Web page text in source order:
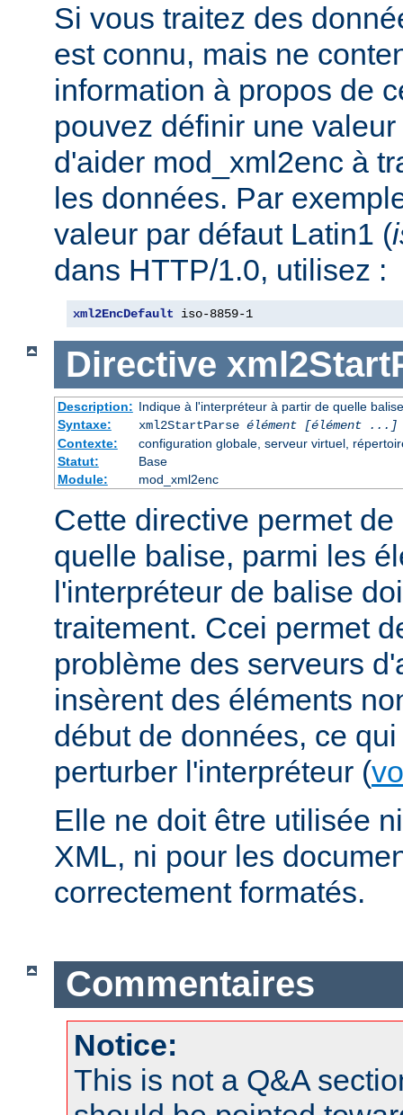
Si vous traitez des
est connu, mais ne
information à propos de
pouvez définir une
d'aider mod_xml2enc à
les données. Par
valeur par défaut Latin1 (
dans HTTP/1.0, utilisez :
xml2EncDefault iso-8859-1
Directive
Description: Indique à l'interpréteur à partir de quelle
Syntaxe:
xml2StartParse élément [élément ...]
Contexte:
configuration globale, serveur virtuel,
Statut:
Base
Module:
mod_xml2enc
Cette directive permet
quelle balise, parmi les
l'interpréteur de balise
traitement. Ccei permet
problème des serveurs
insèrent des éléments
début de données, ce
perturber l'interpréteur (
Elle ne doit être utilisée
XML, ni pour les
correctement formatés.
Commentaires
Notice:
This is not a Q&A